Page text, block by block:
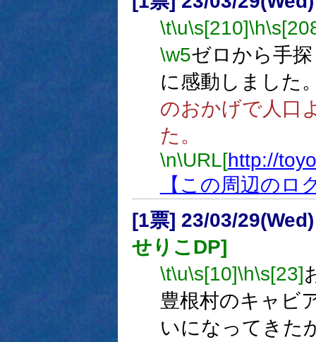
\t\u\s[210]\h
\w5ゼロから手
に感動しました
のおかげで人口
た。
\n\URL[http://
【この周辺のロ
[1票] 23/03/
せりこDP]
\t\u\s[10]\h\s[23]
豊根村のキャビ
いになってきた